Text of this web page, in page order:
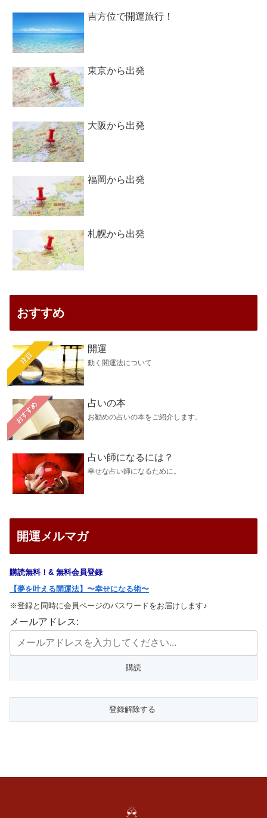
吉方位で開運旅行！
東京から出発
大阪から出発
福岡から出発
札幌から出発
おすすめ
注目
開運
動く開運法について
おすすめ 占いの本
お勧めの占いの本をご紹介します。
占い師になるには？
幸せな占い師になるために。
開運メルマガ
購読無料！& 無料会員登録
【夢を叶える開運法】〜幸せになる術〜
※登録と同時に会員ページのパスワードをお届けします♪
メールアドレス: